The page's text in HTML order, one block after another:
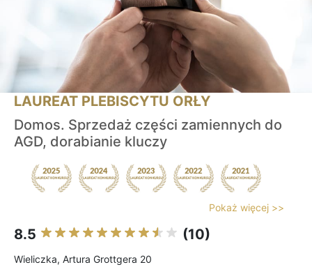
LAUREAT PLEBISCYTU ORŁY
Domos. Sprzedaż części zamiennych do
AGD, dorabianie kluczy
Pokaż więcej >>
8.5 (10)
Wieliczka, Artura Grottgera 20